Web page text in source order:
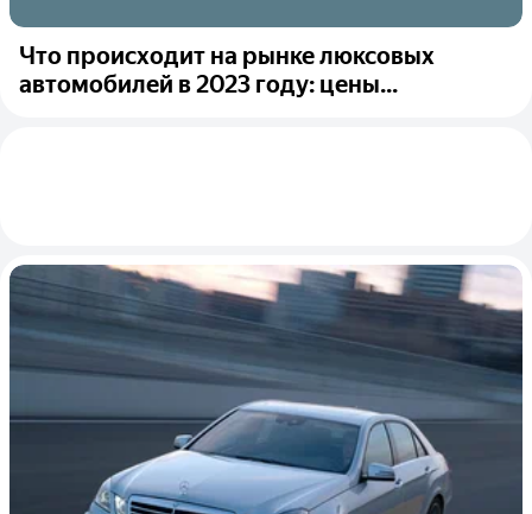
Что происходит на рынке люксовых
автомобилей в 2023 году: цены...